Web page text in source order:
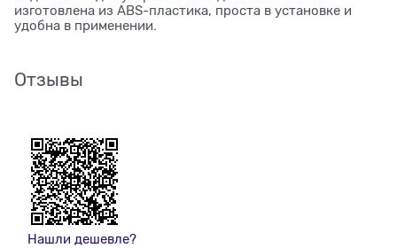
изготовлена из ABS-пластика, проста в установке и
удобна в применении.
Отзывы
Нашли дешевле?